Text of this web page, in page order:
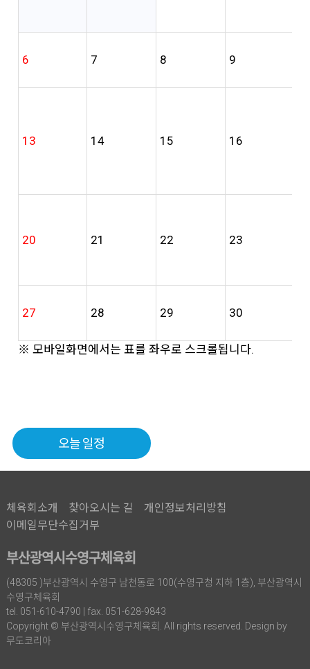
6 7 8 9
13 14 15 16
20 21 22 23
27 28 29 30
※ 모바일화면에서는 표를 좌우로 스크롤됩니다.
오늘 일정
체육회소개 찾아오시는 길
개인정보처리방침
이메일무단수집거부
부산광역시수영구체육회
(48305 )부산광역시 수영구 남천동로 100(수영구청 지하 1층), 부산광역시
수영구체육회
tel. 051-610-4790 | fax. 051-628-9843
Copyright © 부산광역시수영구체육회. All rights reserved. Design by
무도코리아